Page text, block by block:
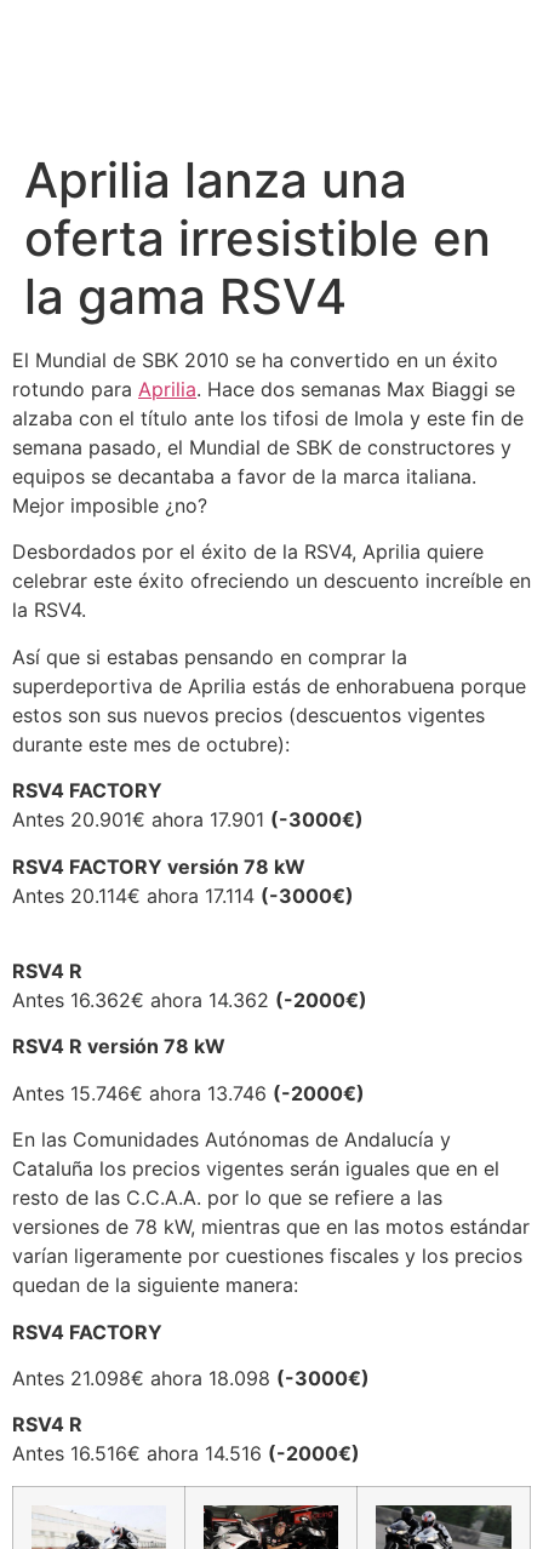
Aprilia lanza una
oferta irresistible en
la gama RSV4
El Mundial de SBK 2010 se ha convertido en un éxito
rotundo para Aprilia. Hace dos semanas Max Biaggi se
alzaba con el título ante los tifosi de Imola y este fin de
semana pasado, el Mundial de SBK de constructores y
equipos se decantaba a favor de la marca italiana.
Mejor imposible ¿no?
Desbordados por el éxito de la RSV4, Aprilia quiere
celebrar este éxito ofreciendo un descuento increíble en
la RSV4.
Así que si estabas pensando en comprar la
superdeportiva de Aprilia estás de enhorabuena porque
estos son sus nuevos precios (descuentos vigentes
durante este mes de octubre):
RSV4 FACTORY
Antes 20.901€ ahora 17.901 (-3000€)
RSV4 FACTORY versión 78 kW
Antes 20.114€ ahora 17.114 (-3000€)
RSV4 R
Antes 16.362€ ahora 14.362 (-2000€)
RSV4 R versión 78 kW
Antes 15.746€ ahora 13.746 (-2000€)
En las Comunidades Autónomas de Andalucía y
Cataluña los precios vigentes serán iguales que en el
resto de las C.C.A.A. por lo que se refiere a las
versiones de 78 kW, mientras que en las motos estándar
varían ligeramente por cuestiones fiscales y los precios
quedan de la siguiente manera:
RSV4 FACTORY
Antes 21.098€ ahora 18.098 (-3000€)
RSV4 R
Antes 16.516€ ahora 14.516 (-2000€)